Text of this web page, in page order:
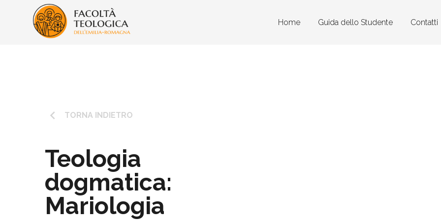
Home Guida dello Studente Contatti
keyboard_arrow_left TORNA INDIETRO
Teologia
dogmatica:
Mariologia